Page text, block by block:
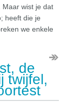
Maar wist je dat
heeft die je
we enkele
de
twijfel,